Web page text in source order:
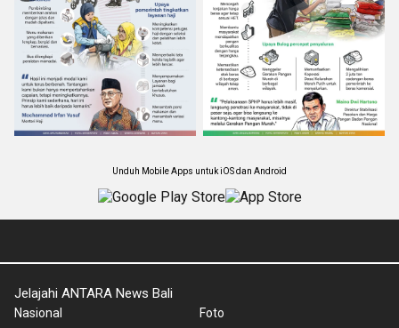
Unduh Mobile Apps untuk iOS dan Android
Jelajahi ANTARA News Bali
Nasional
Foto